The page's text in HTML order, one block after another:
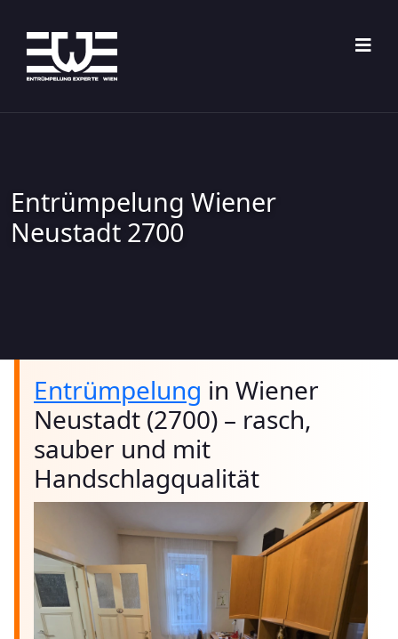
content
Entrümpelung Wiener
Neustadt 2700
Entrümpelung in Wiener
Neustadt (2700) – rasch,
sauber und mit
Handschlagqualität